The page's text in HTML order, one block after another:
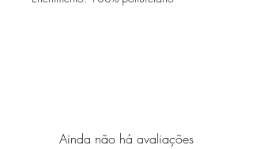
Ainda não há avaliações